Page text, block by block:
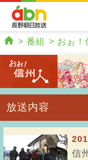
番組 おぉ！
放送内容
信